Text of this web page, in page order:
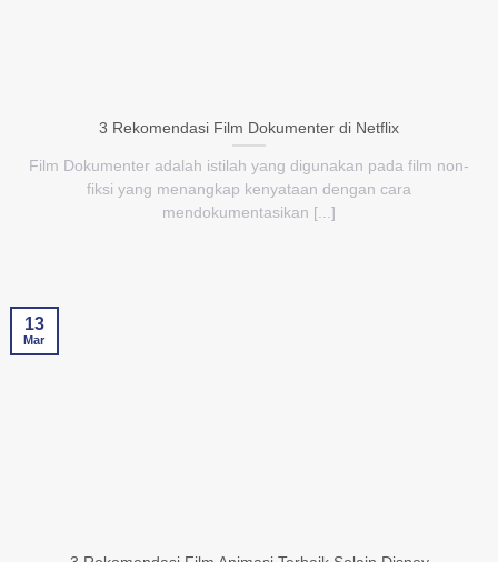
3 Rekomendasi Film Dokumenter di Netflix
Film Dokumenter adalah istilah yang digunakan pada film non-
fiksi yang menangkap kenyataan dengan cara
mendokumentasikan [...]
13
Mar